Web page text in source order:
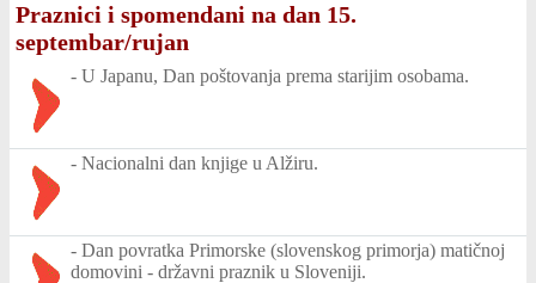
Praznici i spomendani na dan 15.
septembar/rujan
- U Japanu, Dan poštovanja prema starijim osobama.
- Nacionalni dan knjige u Alžiru.
- Dan povratka Primorske (slovenskog primorja) matičnoj
domovini - državni praznik u Sloveniji.